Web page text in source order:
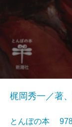
梶岡秀一／著
とんぼの本